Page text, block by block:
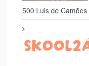
Selo Segurança Digital